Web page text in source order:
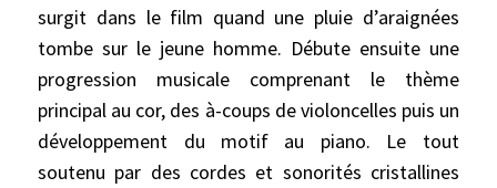
surgit dans le film quand une pluie d’araignées
tombe sur le jeune homme. Débute ensuite une
progression musicale comprenant le thème
principal au cor, des à-coups de violoncelles puis un
développement du motif au piano. Le tout
soutenu par des cordes et sonorités cristallines